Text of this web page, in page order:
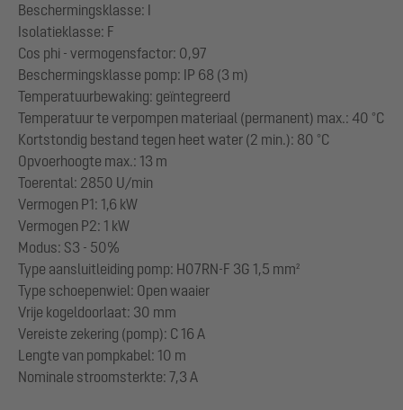
Beschermingsklasse: I
Isolatieklasse: F
Cos phi - vermogensfactor: 0,97
Beschermingsklasse pomp: IP 68 (3 m)
Temperatuurbewaking: geïntegreerd
Temperatuur te verpompen materiaal (permanent) max.: 40 °C
Kortstondig bestand tegen heet water (2 min.): 80 °C
Opvoerhoogte max.: 13 m
Toerental: 2850 U/min
Vermogen P1: 1,6 kW
Vermogen P2: 1 kW
Modus: S3 - 50%
Type aansluitleiding pomp: H07RN-F 3G 1,5 mm²
Type schoepenwiel: Open waaier
Vrije kogeldoorlaat: 30 mm
Vereiste zekering (pomp): C 16 A
Lengte van pompkabel: 10 m
Nominale stroomsterkte: 7,3 A